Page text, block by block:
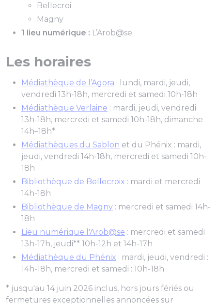
Bellecroi
Magny
1 lieu numérique : L’Arob@se
Les horaires
Médiathèque de l’Agora : lundi, mardi, jeudi,
vendredi 13h-18h, mercredi et samedi 10h-18h
Médiathèque Verlaine : mardi, jeudi, vendredi
13h-18h, mercredi et samedi 10h-18h, dimanche
14h–18h*
Médiathèques du Sablon et du Phénix : mardi,
jeudi, vendredi 14h-18h, mercredi et samedi 10h-
18h
Bibliothèque de Bellecroix : mardi et mercredi
14h-18h
Bibliothèque de Magny : mercredi et samedi 14h-
18h
Lieu numérique l'Arob@se : mercredi et samedi
13h-17h, jeudi** 10h-12h et 14h-17h
Médiathèque du Phénix : mardi, jeudi, vendredi :
14h-18h, mercredi et samedi : 10h-18h
* jusqu'au 14 juin 2026 inclus, hors jours fériés ou
fermetures exceptionnelles annoncées sur